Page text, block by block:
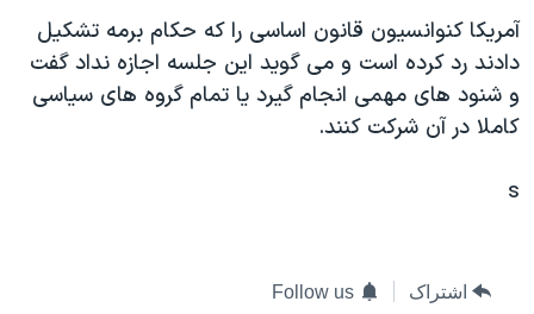
تریبونال مردمی آبان ۹۸
دادگاه حمید نوری
چهل سال گروگان‌گیری
آمريکا کنوانسيون قانون اساسی را که حکام برمه تشکيل
دادند رد کرده است و می گويد اين جلسه اجازه نداد گفت
و شنود های مهمی انجام گيرد يا تمام گروه های سياسی
کاملا در آن شرکت کنند.
s
اشتراک Follow us